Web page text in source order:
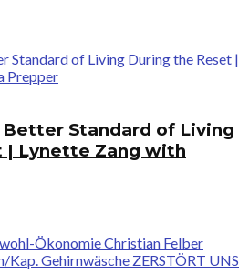
Standard of Living
| Lynette Zang with